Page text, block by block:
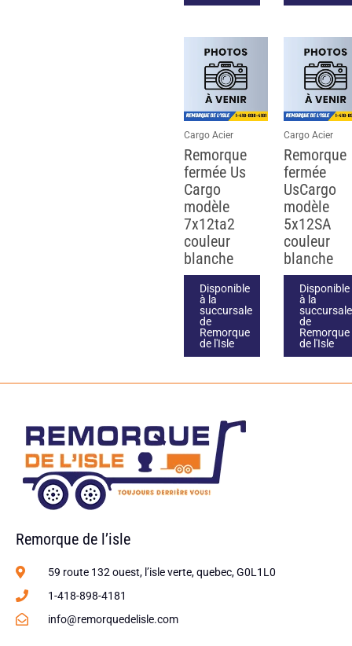
Cargo Acier
Remorque
fermée Us
Cargo
modèle
7x12ta2
couleur
blanche
Disponible
à la
succursale
de
Remorque
de l'Isle
Cargo Acier
Remorque
fermée
UsCargo
modèle
5x12SA
couleur
blanche
Disponible
à la
succursale
de
Remorque
de l'Isle
Remorque de l’isle
59 route 132 ouest, l’isle verte, quebec, G0L1L0
1-418-898-4181
info@remorquedelisle.com